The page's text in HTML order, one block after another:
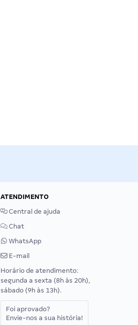
ATENDIMENTO
Central de ajuda
Chat
WhatsApp
E-mail
Horário de atendimento:
segunda a sexta (8h às 20h),
sábado (9h às 13h).
Foi aprovado?
Envie-nos a sua história!